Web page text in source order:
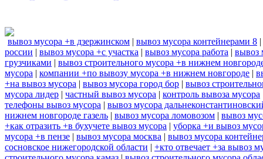
вывоз мусора +в дзержинском | вывоз мусора контейнерами 8 |
россии | вывоз мусора +с участка | вывоз мусора работа | вывоз
грузчиками | вывоз строительного мусора +в нижнем
мусора | компании +по вывозу мусора +в нижнем новгороде |
+на вывоз мусора | вывоз мусора город бор | вывоз
мусора лидер | частный вывоз мусора | контроль вывоза мусора
телефоны вывоз мусора | вывоз мусора
нижнем новгороде газель | вывоз мусора ломовозом | вывоз
+как отразить +в бухучете вывоз мусора | уборка +и вывоз
мусора +в пензе | вывоз мусора москва | вывоз мусора
сосновское нижегородской области | +кто отвечает +за вывоз